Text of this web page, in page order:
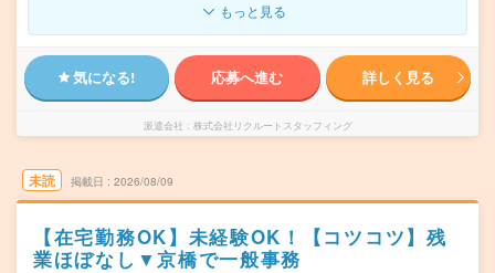
もっと見る
気になる! 応募へ進む 詳しく見る
派遣会社 株式会社リクルートスタッフィング
未読 掲載日 2026/08/09
【在宅勤務OK】未経験OK！【コツコツ】残
業ほぼなし▼京橋で一般事務